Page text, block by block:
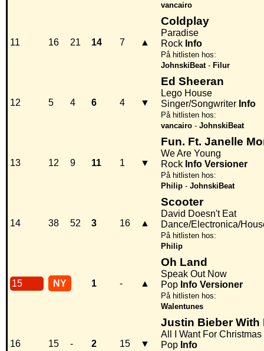
vancairo
11 16 21 14 7 ▲
Coldplay
Paradise
Rock Info
På hitlisten hos:
JohnskiBeat- Filur
12 5 4 6 4 ▼
Ed Sheeran
Lego House
Singer/Songwriter Info
På hitlisten hos:
vancairo - JohnskiBeat
13 12 9 11 1 ▼
Fun. Ft. Janelle
We Are Young
Rock Info Versioner
På hitlisten hos:
Philip - JohnskiBeat
14 38 52 3 16 ▲
Scooter
David Doesn't Eat
Dance/Electronica/
På hitlisten hos:
Philip
15 NY 1 - ▲
Oh Land
Speak Out Now
Pop Info Versioner
På hitlisten hos:
Walentunes
16 15 - 2 15 ▼
Justin Bieber With
All I Want For
Pop Info